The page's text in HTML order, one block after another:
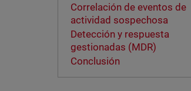
Correlación de eventos de
actividad sospechosa
Detección y respuesta
gestionadas (MDR)
Conclusión